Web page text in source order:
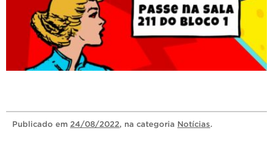
Publicado em 24/08/2022, na categoria Notícias.